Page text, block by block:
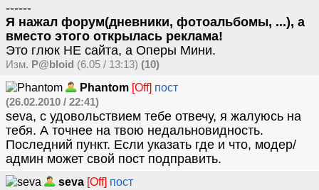
------
Я нажал форум(дневники, фотоальбомы, ...), а
вместо этого открылась реклама!
Это глюк НЕ сайта, а Оперы Мини.
Изм. P@bloid (6.05 / 13:13) (10)
Phantom [Off] пост
(26.02.2010 / 22:41)
seva, с удовольствием тебе отвечу, я жалуюсь на
тебя. А точнее на твою недальновидность.
Последний пункт. Если указать где и что, модер/
админ может свой пост подправить.
seva [Off] пост